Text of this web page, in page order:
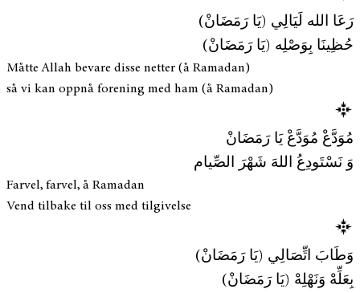
رَعَا الله لَيَالِي (يَا رَمَضَانْ)
حُظِينَا بِوَصْلِه (يَا رَمَضَانْ)
Måtte Allah bevare disse netter (å Ramadan)
så vi kan oppnå forening med ham (å Ramadan)
مُوَدَّعْ مُوَدَّعْ يَا رَمَضَانْ
وَ نَسْتَودِعُ اللهَ شَهْرَ الصِّيام
Farvel, farvel, å Ramadan
Vend tilbake til oss med tilgivelse
وَطَابَ اتِّصَالِي (يَا رَمَضَانْ)
بِعَلِّهْ وَنَهْلِهْ (يَا رَمَضَانْ)